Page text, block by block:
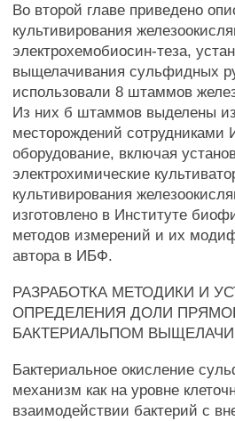
Во второй главе приведено
культивирования
электрохемобиосин-теза,
выщелачивания сульфидных
использовали 8 штаммов
Из них б штаммов выделены
месторождений сотрудниками
оборудование, включая
электрохимические
культивирования
изготовлено в Институте
методов измерений и их
автора в ИБФ.
РАЗРАБОТКА МЕТОДИКИ И
ОПРЕДЕЛЕНИЯ ДОЛИ
БАКТЕРИАЛЬПОМ
Бактериальное окисление
механизм как на уровне
взаимодействии бактерий с